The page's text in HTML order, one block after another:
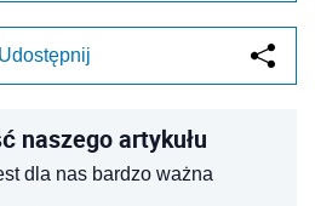
Udostępnij
naszego artykułu
dla nas bardzo ważna